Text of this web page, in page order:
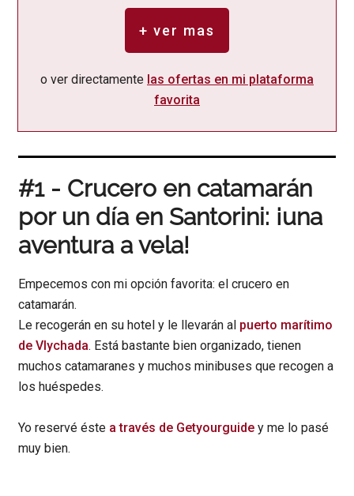
+ ver mas
o ver directamente las ofertas en mi plataforma
favorita
#1 - Crucero en catamarán
por un día en Santorini: ¡una
aventura a vela!
Empecemos con mi opción favorita: el crucero en
catamarán.
Le recogerán en su hotel y le llevarán al puerto marítimo
de Vlychada. Está bastante bien organizado, tienen
muchos catamaranes y muchos minibuses que recogen a
los huéspedes.
Yo reservé éste a través de Getyourguide y me lo pasé
muy bien.